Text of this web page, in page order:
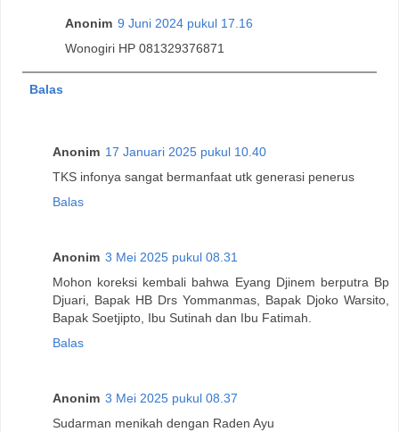
Anonim 9 Juni 2024 pukul 17.16
Wonogiri HP 081329376871
Balas
Anonim 17 Januari 2025 pukul 10.40
TKS infonya sangat bermanfaat utk generasi penerus
Balas
Anonim 3 Mei 2025 pukul 08.31
Mohon koreksi kembali bahwa Eyang Djinem berputra Bp
Djuari, Bapak HB Drs Yommanmas, Bapak Djoko Warsito,
Bapak Soetjipto, Ibu Sutinah dan Ibu Fatimah.
Balas
Anonim 3 Mei 2025 pukul 08.37
Sudarman menikah dengan Raden Ayu